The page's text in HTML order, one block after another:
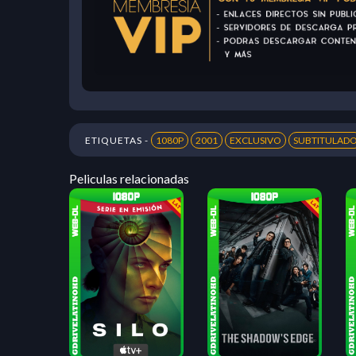
ETIQUETAS - 1080P 2001 EXCLUSIVO
Peliculas relacionadas